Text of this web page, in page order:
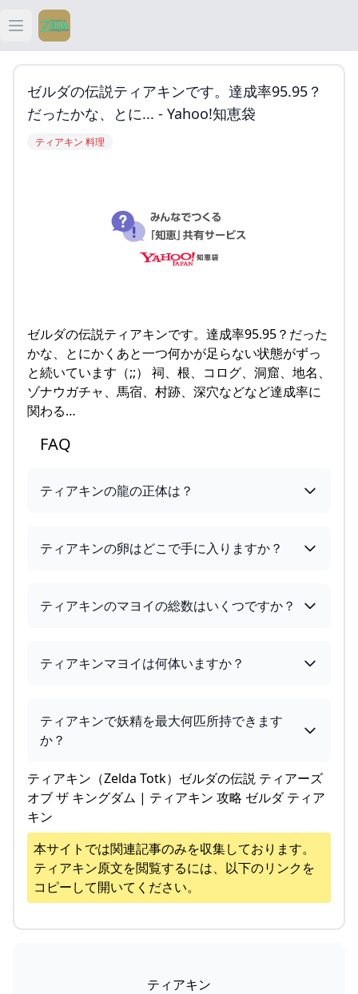
Open main menu
ティアキン
ティアキン 祠
ゼルダの伝説ティアキンです。達成率95.95？
だったかな、とに... - Yahoo!知恵袋
ティアキン 料理
ゼルダの伝説ティアキンです。達成率95.95？だった
かな、とにかくあと一つ何かが足らない状態がずっ
と続いています（;;） 祠、根、コログ、洞窟、地名、
ゾナウガチャ、馬宿、村跡、深穴などなど達成率に
関わる…
FAQ
ティアキンの龍の正体は？
ティアキンの卵はどこで手に入りますか？
ティアキンのマヨイの総数はいくつですか？
ティアキンマヨイは何体いますか？
ティアキンで妖精を最大何匹所持できます
か？
ティアキン（Zelda Totk）ゼルダの伝説 ティアーズ
オブ ザ キングダム | ティアキン 攻略 ゼルダ ティア
キン
本サイトでは関連記事のみを収集しております。
ティアキン原文を閲覧するには、以下のリンクを
コピーして開いてください。
ティアキン